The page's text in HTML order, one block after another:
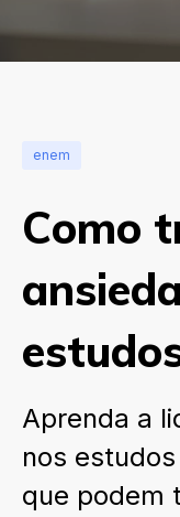
enem
Como
Aprenda a
nos
que podem